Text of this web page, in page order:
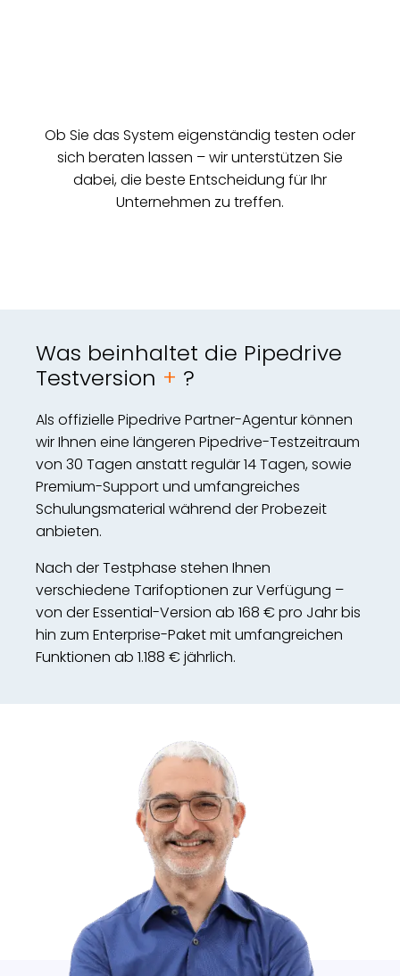
Ob Sie das System eigenständig testen oder
sich beraten lassen – wir unterstützen Sie
dabei, die beste Entscheidung für Ihr
Unternehmen zu treffen.
Was beinhaltet die Pipedrive
Testversion + ?
Als offizielle Pipedrive Partner-Agentur können
wir Ihnen eine längeren Pipedrive-Testzeitraum
von 30 Tagen anstatt regulär 14 Tagen, sowie
Premium-Support und umfangreiches
Schulungsmaterial während der Probezeit
anbieten.
Nach der Testphase stehen Ihnen
verschiedene Tarifoptionen zur Verfügung –
von der Essential-Version ab 168 € pro Jahr bis
hin zum Enterprise-Paket mit umfangreichen
Funktionen ab 1.188 € jährlich.